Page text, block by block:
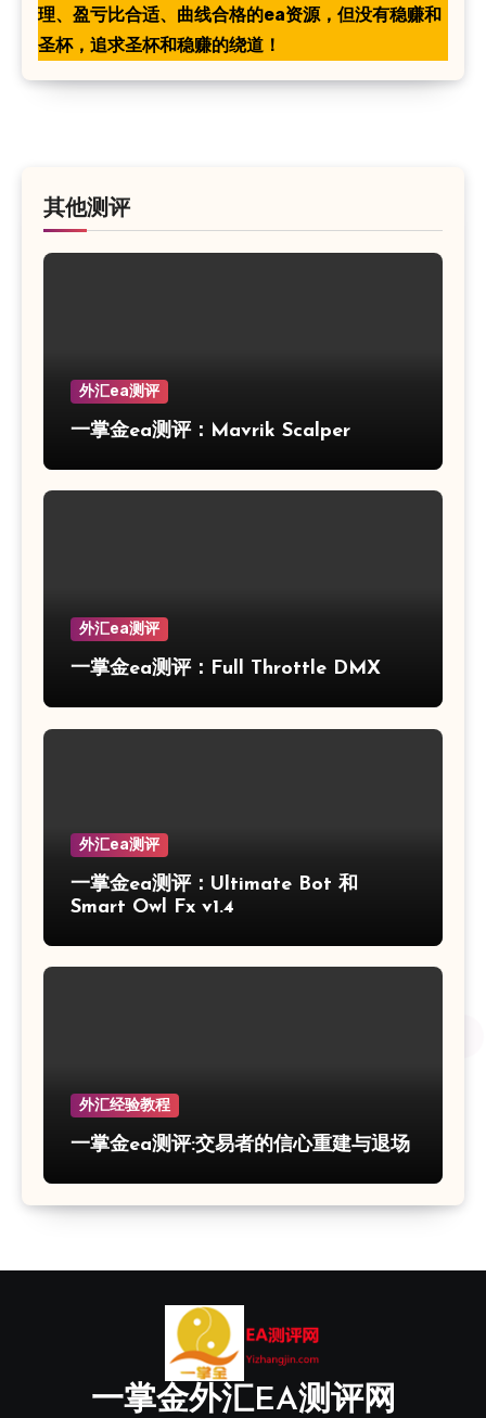
理、盈亏比合适、曲线合格的ea资源，但没有稳赚和
圣杯，追求圣杯和稳赚的绕道！
其他测评
外汇ea测评
一掌金ea测评：Mavrik Scalper
外汇ea测评
一掌金ea测评：Full Throttle DMX
外汇ea测评
一掌金ea测评：Ultimate Bot 和
Smart Owl Fx v1.4
外汇经验教程
一掌金ea测评:交易者的信心重建与退场
一掌金外汇EA测评网